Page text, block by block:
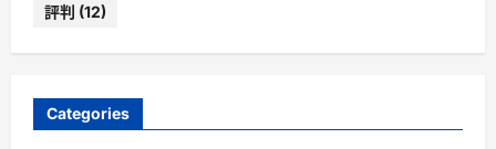
評判 (12)
Categories